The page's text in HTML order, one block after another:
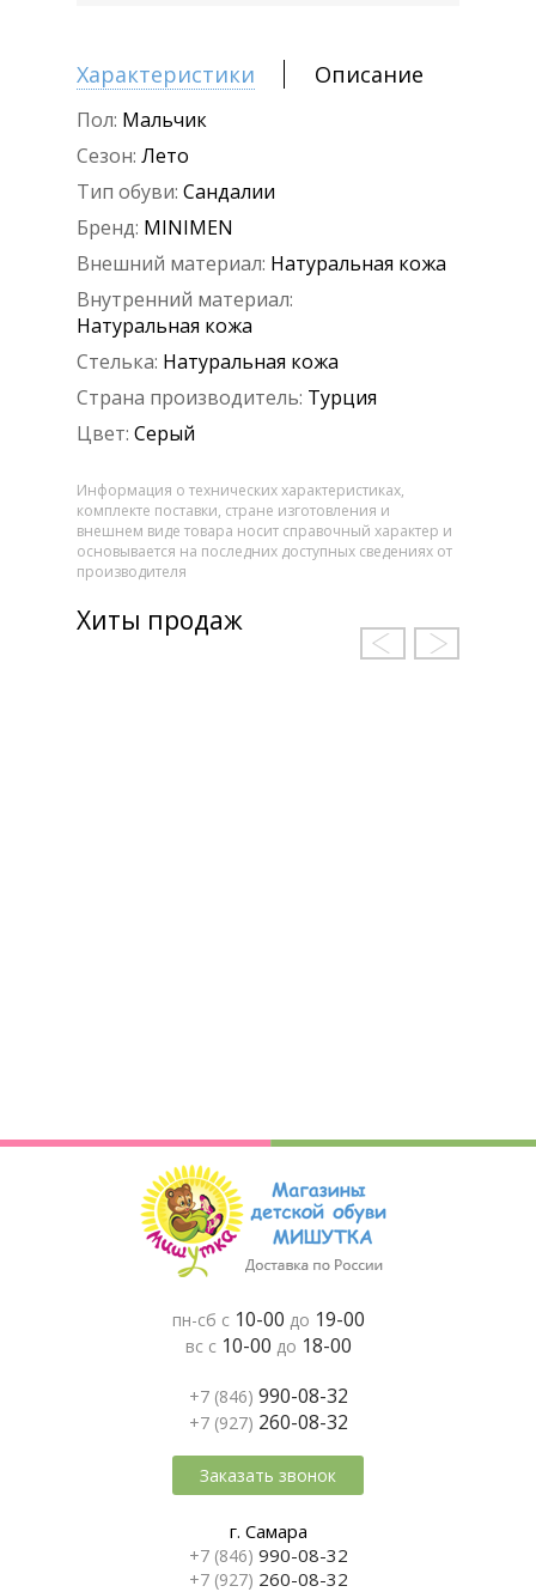
Характеристики Описание
Пол: Мальчик
Сезон: Лето
Тип обуви: Сандалии
Бренд: MINIMEN
Внешний материал: Натуральная кожа
Внутренний материал:
Натуральная кожа
Стелька: Натуральная кожа
Страна производитель: Турция
Цвет: Серый
Информация о технических характеристиках,
комплекте поставки, стране изготовления и
внешнем виде товара носит справочный характер и
основывается на последних доступных сведениях от
производителя
Хиты продаж
пн-сб с 10-00 до 19-00
вс с 10-00 до 18-00
+7 (846) 990-08-32
+7 (927) 260-08-32
Заказать звонок
г. Самара
+7 (846) 990-08-32
+7 (927) 260-08-32